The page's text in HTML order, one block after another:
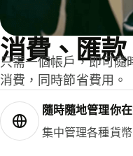
消費、匯
只需一個帳戶，即可
消費，同時節省費用。
隨時隨地管理你
集中管理各種貨